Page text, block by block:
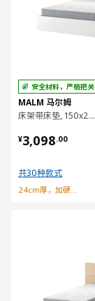
安全材料，严格把关
MALM 马尔姆
床架带床垫, 150x200 厘米
¥3,098.00
¥ 3098.00
共30种款式
24cm厚，加硬型弹簧床垫